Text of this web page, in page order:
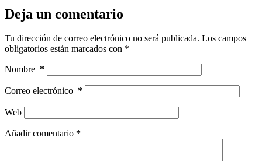
Deja un comentario
Tu dirección de correo electrónico no será publicada. Los campos
obligatorios están marcados con *
Nombre *
Correo electrónico *
Web
Añadir comentario *